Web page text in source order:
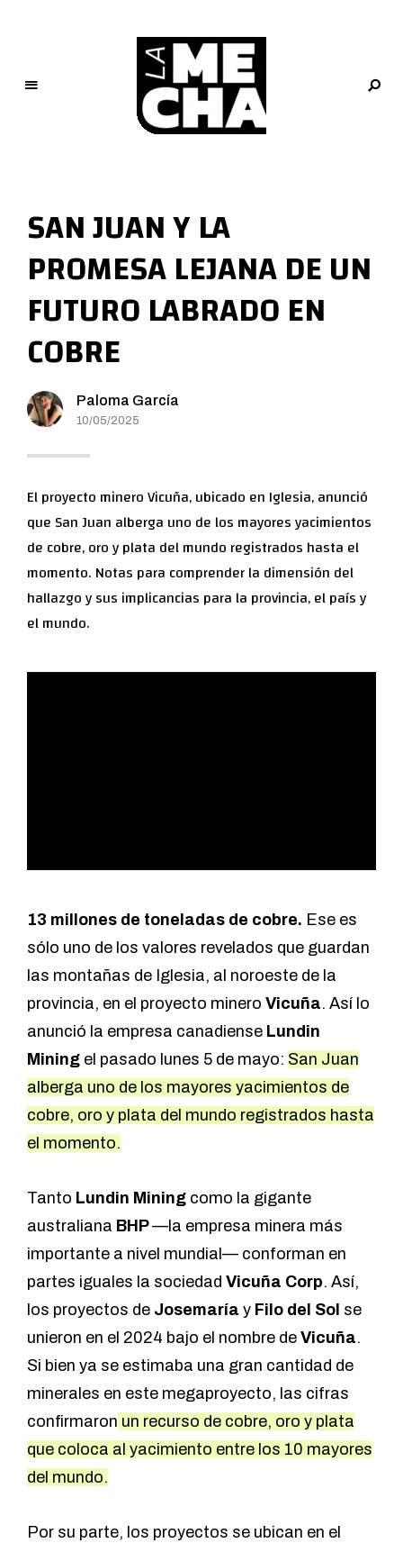
M
e
c
h
a
PERIODISMO DIGITAL
SAN JUAN Y LA
PROMESA LEJANA DE UN
FUTURO LABRADO EN
COBRE
Paloma García
10/05/2025
El proyecto minero Vicuña, ubicado en Iglesia, anunció
que San Juan alberga uno de los mayores yacimientos
de cobre, oro y plata del mundo registrados hasta el
momento. Notas para comprender la dimensión del
hallazgo y sus implicancias para la provincia, el país y
el mundo.
13 millones de toneladas de cobre. Ese es
sólo uno de los valores revelados que guardan
las montañas de Iglesia, al noroeste de la
provincia, en el proyecto minero Vicuña. Así lo
anunció la empresa canadiense Lundin
Mining el pasado lunes 5 de mayo: San Juan
alberga uno de los mayores yacimientos de
cobre, oro y plata del mundo registrados hasta
el momento.
Tanto Lundin Mining como la gigante
australiana BHP—la empresa minera más
importante a nivel mundial— conforman en
partes iguales la sociedad Vicuña Corp. Así,
los proyectos de Josemaría y Filo del Sol se
unieron en el 2024 bajo el nombre de Vicuña.
Si bien ya se estimaba una gran cantidad de
minerales en este megaproyecto, las cifras
confirmaron un recurso de cobre, oro y plata
que coloca al yacimiento entre los 10 mayores
del mundo.
Por su parte, los proyectos se ubican en el